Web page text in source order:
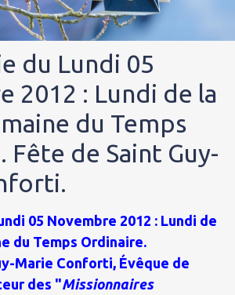
du Lundi 05
2012 : Lundi de la
du Temps
Fête de Saint Guy-
05 Novembre 2012 : Lundi de
du Temps Ordinaire.
Marie Conforti, Évêque de
des "Missionnaires